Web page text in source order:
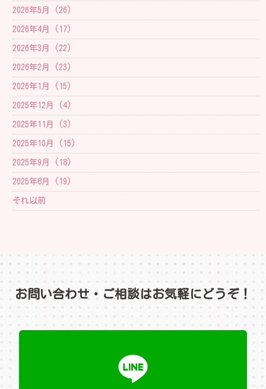
2026年5月 (26)
2026年4月 (17)
2026年3月 (22)
2026年2月 (23)
2026年1月 (15)
2025年12月 (4)
2025年11月 (3)
2025年10月 (15)
2025年9月 (18)
2025年8月 (19)
それ以前
お問い合わせ・ご相談はお気軽にどうぞ！